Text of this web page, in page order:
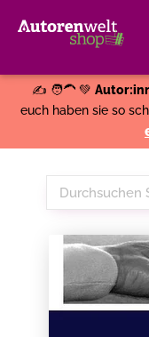
✍️ 🧑‍🦱 💚
euch haben sie so
Durchsuchen
Sie
Shop